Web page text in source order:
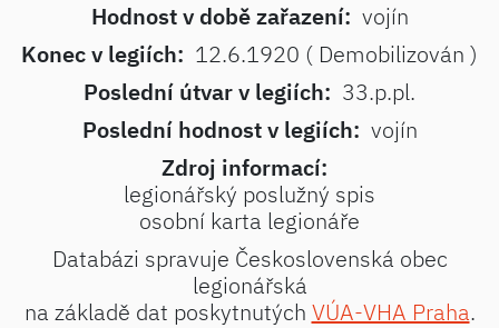
Hodnost v době zařazení: vojín
Konec v legiích: 12.6.1920 ( Demobilizován )
Poslední útvar v legiích: 33.p.pl.
Poslední hodnost v legiích: vojín
Zdroj informací:
legionářský poslužný spis
osobní karta legionáře
Databázi spravuje Československá obec
legionářská
na základě dat poskytnutých VÚA-VHA Praha.